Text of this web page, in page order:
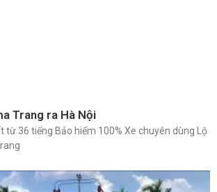
Trang ra Hà Nội
từ 36 tiếng Bảo hiểm 100% Xe chuyên dùng Lộ